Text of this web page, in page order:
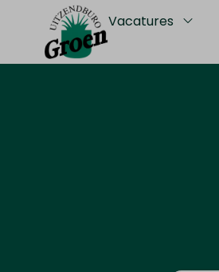
Vacatures